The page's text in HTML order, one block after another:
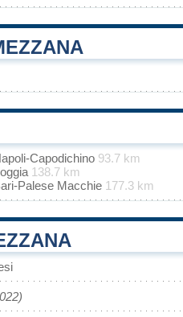
Capodichino 93.7 km
138.7 km
Palese Macchie 177.3 km